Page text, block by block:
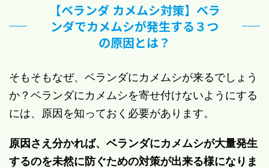
【ベランダ カメムシ対策】ベラ
ンダでカメムシが発生する３つ
の原因とは？
そもそもなぜ、ベランダにカメムシが来るでしょう
か？ベランダにカメムシを寄せ付けないようにする
には、原因を知っておく必要があります。
原因さえ分かれば、ベランダにカメムシが大量発生
するのを未然に防ぐための対策が出来る様になりま